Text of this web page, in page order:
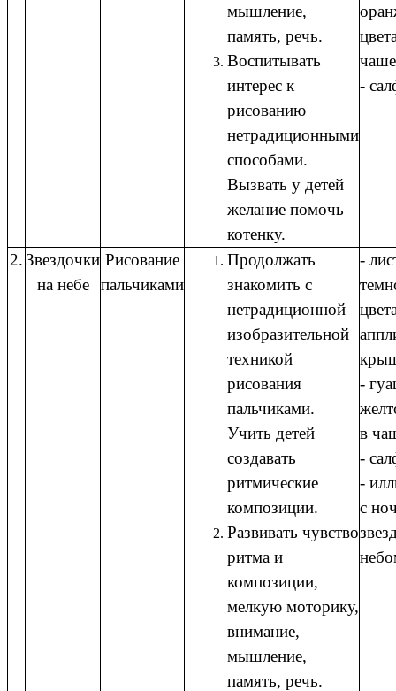
мышление,
память, речь.
Воспитывать
интерес к
рисованию
нетрадиционными
способами.
Вызвать у детей
желание помочь
котенку.
-
2. Звездочки
на небе
Рисование
пальчиками
Продолжать
знакомить с
нетрадиционной
изобразительной
техникой
рисования
пальчиками.
Учить детей
создавать
ритмические
композиции.
Развивать чувство
ритма и
композиции,
мелкую моторику,
внимание,
мышление,
память, речь.
-
-
в
-
-
с